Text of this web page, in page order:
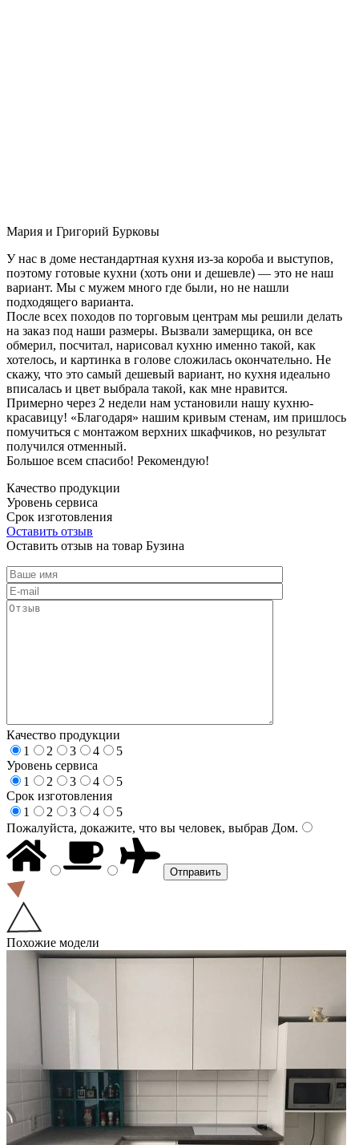
Мария и Григорий Бурковы
У нас в доме нестандартная кухня из-за короба и выступов,
поэтому готовые кухни (хоть они и дешевле) — это не наш
вариант. Мы с мужем много где были, но не нашли
подходящего варианта.
После всех походов по торговым центрам мы решили делать
на заказ под наши размеры. Вызвали замерщика, он все
обмерил, посчитал, нарисовал кухню именно такой, как
хотелось, и картинка в голове сложилась окончательно. Не
скажу, что это самый дешевый вариант, но кухня идеально
вписалась и цвет выбрала такой, как мне нравится.
Примерно через 2 недели нам установили нашу кухню-
красавицу! «Благодаря» нашим кривым стенам, им пришлось
помучиться с монтажом верхних шкафчиков, но результат
получился отменный.
Большое всем спасибо! Рекомендую!
Качество продукции
Уровень сервиса
Срок изготовления
Оставить отзыв
Оставить отзыв на товар Бузина
Качество продукции
1
2 3 4
5
Уровень сервиса
1
2 3 4
5
Срок изготовления
1
2 3 4
5
Пожалуйста, докажите, что вы человек, выбрав Дом.
Похожие модели